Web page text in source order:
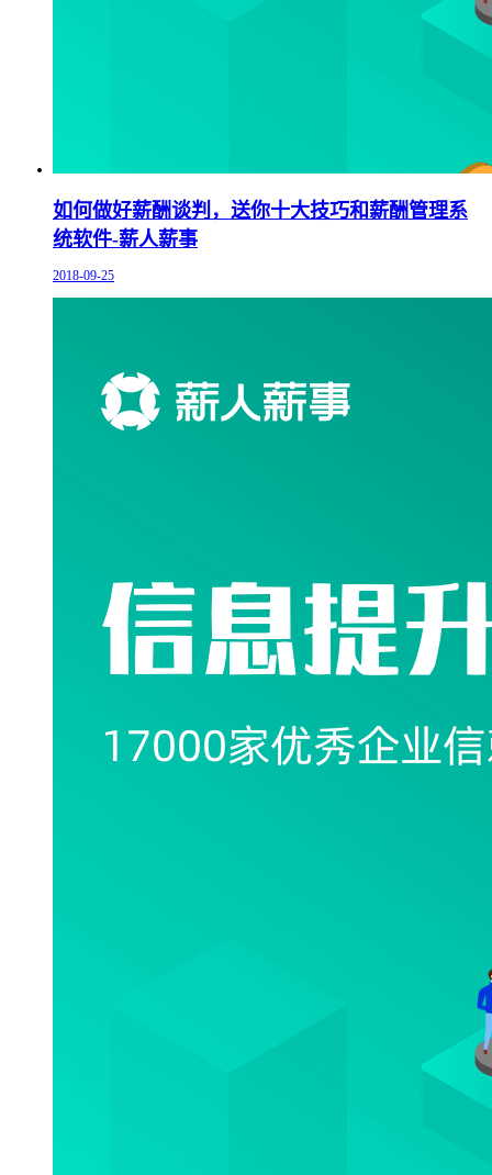
如何做好薪酬谈判，送你十大技巧和薪酬管理系
统软件-薪人薪事
2018-09-25